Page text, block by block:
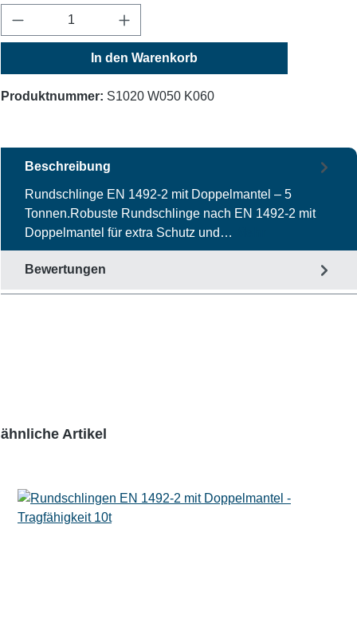
Produkt Anzahl: Gib den gewünschten Wert
In den Warenkorb
Produktnummer: S1020 W050 K060
Beschreibung
Rundschlinge EN 1492-2 mit Doppelmantel – 5
Tonnen.Robuste Rundschlinge nach EN 1492-2 mit
Doppelmantel für extra Schutz und…
Bewertungen
ähnliche Artikel